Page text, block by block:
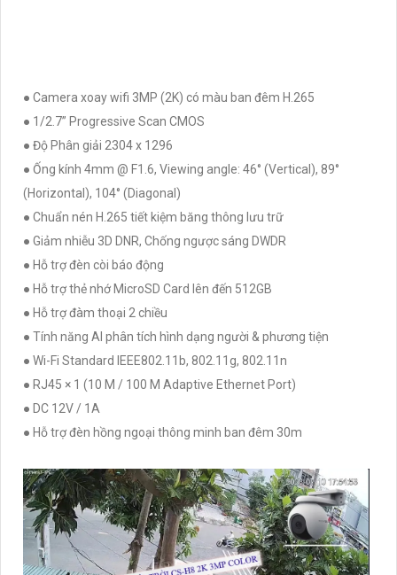
● Camera xoay wifi 3MP (2K) có màu ban đêm H.265
● 1/2.7” Progressive Scan CMOS
● Độ Phân giải 2304 x 1296
● Ống kính 4mm @ F1.6, Viewing angle: 46° (Vertical), 89°
(Horizontal), 104° (Diagonal)
● Chuẩn nén H.265 tiết kiệm băng thông lưu trữ
● Giảm nhiễu 3D DNR, Chống ngược sáng DWDR
● Hỗ trợ đèn còi báo động
● Hỗ trợ thẻ nhớ MicroSD Card lên đến 512GB
● Hỗ trợ đàm thoại 2 chiều
● Tính năng AI phân tích hình dạng người & phương tiện
● Wi-Fi Standard IEEE802.11b, 802.11g, 802.11n
● RJ45 × 1 (10 M / 100 M Adaptive Ethernet Port)
● DC 12V / 1A
● Hỗ trợ đèn hồng ngoại thông minh ban đêm 30m